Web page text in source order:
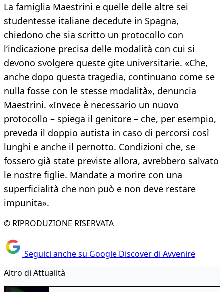
La famiglia Maestrini e quelle delle altre sei
studentesse italiane decedute in Spagna,
chiedono che sia scritto un protocollo con
l’indicazione precisa delle modalità con cui si
devono svolgere queste gite universitarie. «Che,
anche dopo questa tragedia, continuano come se
nulla fosse con le stesse modalità», denuncia
Maestrini. «Invece è necessario un nuovo
protocollo – spiega il genitore – che, per esempio,
preveda il doppio autista in caso di percorsi così
lunghi e anche il pernotto. Condizioni che, se
fossero già state previste allora, avrebbero salvato
le nostre figlie. Mandate a morire con una
superficialità che non può e non deve restare
impunita».
© RIPRODUZIONE RISERVATA
Seguici anche su Google Discover di Avvenire
Altro di Attualità